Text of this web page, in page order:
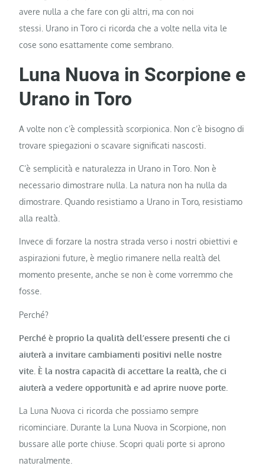
avere nulla a che fare con gli altri, ma con noi
stessi. Urano in Toro ci ricorda che a volte nella vita le
cose sono esattamente come sembrano.
Luna Nuova in Scorpione e
Urano in Toro
A volte non c’è complessità scorpionica. Non c’è bisogno di
trovare spiegazioni o scavare significati nascosti.
C’è semplicità e naturalezza in Urano in Toro. Non è
necessario dimostrare nulla. La natura non ha nulla da
dimostrare. Quando resistiamo a Urano in Toro, resistiamo
alla realtà.
Invece di forzare la nostra strada verso i nostri obiettivi e
aspirazioni future, è meglio rimanere nella realtà del
momento presente, anche se non è come vorremmo che
fosse.
Perché?
Perché è proprio la qualità dell’essere presenti che ci
aiuterà a invitare cambiamenti positivi nelle nostre
vite. È la nostra capacità di accettare la realtà, che ci
aiuterà a vedere opportunità e ad aprire nuove porte.
La Luna Nuova ci ricorda che possiamo sempre
ricominciare. Durante la Luna Nuova in Scorpione, non
bussare alle porte chiuse. Scopri quali porte si aprono
naturalmente.